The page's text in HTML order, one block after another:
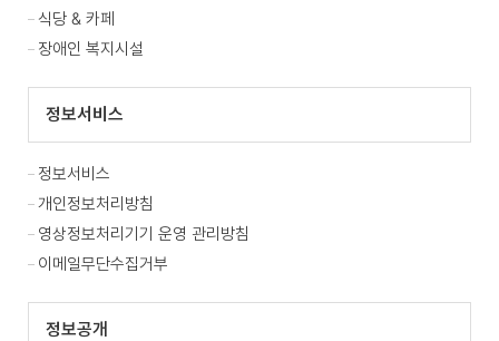
식당 & 카페
장애인 복지시설
정보서비스
정보서비스
개인정보처리방침
영상정보처리기기 운영 관리방침
이메일무단수집거부
정보공개